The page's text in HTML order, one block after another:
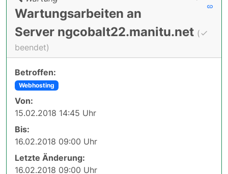
Wartungsarbeiten an
Server ngcobalt22.manitu.net (
beendet)
Betroffen:
Webhosting
Von:
15.02.2018 14:45 Uhr
Bis:
16.02.2018 09:00 Uhr
Letzte Änderung:
16.02.2018 09:00 Uhr